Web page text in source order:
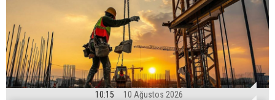
10:15 10 Ağustos 2026